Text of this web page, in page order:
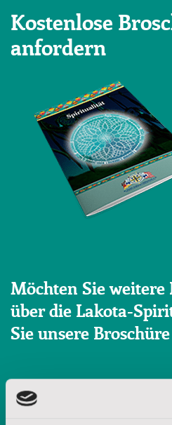
Kostenlose
anfordern
Möchten Sie
über die Lakota-
Sie unsere
Vorname